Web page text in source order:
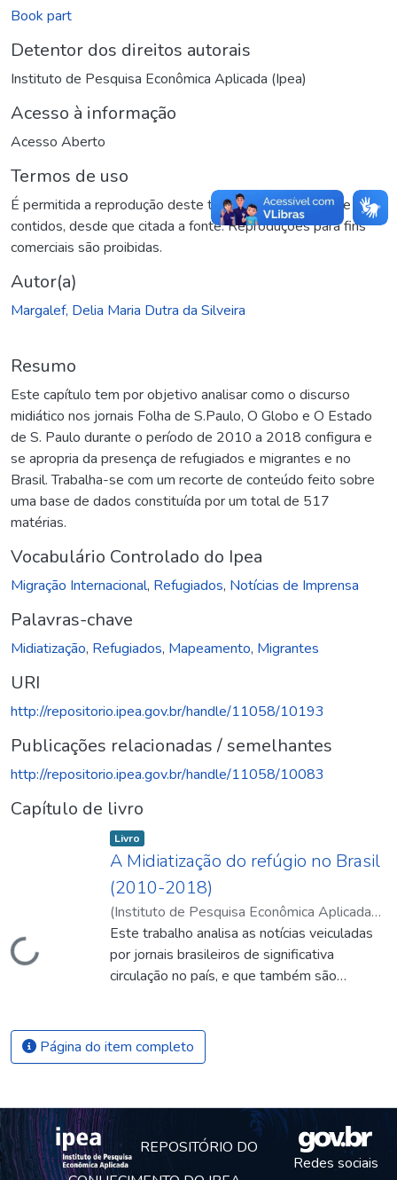
Book part
Detentor dos direitos autorais
Instituto de Pesquisa Econômica Aplicada (Ipea)
Acesso à informação
Acesso Aberto
Termos de uso
É permitida a reprodução deste texto e dos dados nele
contidos, desde que citada a fonte. Reproduções para fins
comerciais são proibidas.
Autor(a)
Margalef, Delia Maria Dutra da Silveira
Resumo
Este capítulo tem por objetivo analisar como o discurso
midiático nos jornais Folha de S.Paulo, O Globo e O Estado
de S. Paulo durante o período de 2010 a 2018 configura e
se apropria da presença de refugiados e migrantes e no
Brasil. Trabalha-se com um recorte de conteúdo feito sobre
uma base de dados constituída por um total de 517
matérias.
Vocabulário Controlado do Ipea
Migração Internacional, Refugiados, Notícias de Imprensa
Palavras-chave
Midiatização, Refugiados, Mapeamento, Migrantes
URI
http://repositorio.ipea.gov.br/handle/11058/10193
Publicações relacionadas / semelhantes
http://repositorio.ipea.gov.br/handle/11058/10083
Capítulo de livro
Carregando...
Item type:
Livro ,
A Midiatização do refúgio no Brasil
(2010-2018)
(Instituto de Pesquisa Econômica Aplicada
(Ipea),2020) Viana, André Rego
Este trabalho analisa as notícias veiculadas
por jornais brasileiros de significativa
circulação no país, e que também são
Avalia a veiculação midiática – a midiatização
– das questões referentes à integração de
principais jornais de circulação nacional: Folha
de S.Paulo, O Estado de S. Paulo e O Globo,
entre 2007 a 2017. O recorte será no
período de 2010-2018. O intuito é entender
Página do item completo
REPOSITÓRIO DO
Redes sociais